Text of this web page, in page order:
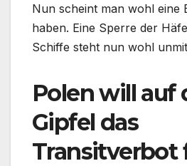
Nun scheint man wohl eine
haben. Eine Sperre der
Schiffe steht nun wohl
Polen will auf
Gipfel das
Transitverbot